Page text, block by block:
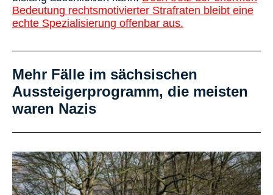
Bedeutung rechtsmotivierter Strafraten bleibt eine
echte Spezialisierung offenbar aus.
Mehr Fälle im sächsischen
Aussteigerprogramm, die meisten
waren Nazis